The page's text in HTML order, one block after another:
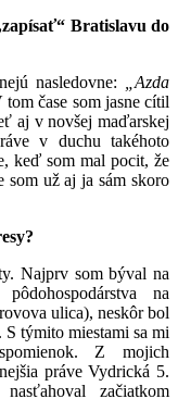
Bratislavu do
nasledovne:
„Azda
tom čase som jasne cítil
aj v novšej maďarskej
v duchu takéhoto
keď som mal pocit, že
som už aj ja sám skoro
Najprv som býval na
na
ulica), neskôr bol
týmito miestami sa mi
Z mojich
práve Vydrická 5.
začiatkom